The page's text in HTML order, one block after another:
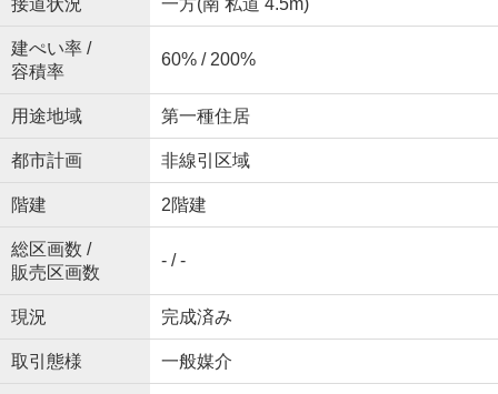
接道状況 一方(南 私道 4.5m)
建ぺい率 /
容積率
60% / 200%
用途地域 第一種住居
都市計画 非線引区域
階建 2階建
総区画数 /
販売区画数
- / -
現況 完成済み
取引態様 一般媒介